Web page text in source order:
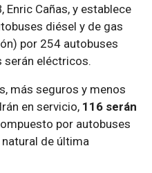
Enric Cañas, y establece
diésel y de gas
por 254 autobuses
serán eléctricos.
más seguros y menos
en servicio, 116 serán
por autobuses
de última